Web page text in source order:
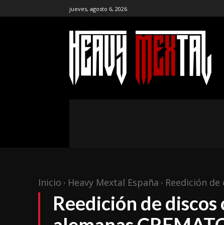
jueves, agosto 6, 2026
Inicio Heavy Mextal España Reedición de
Reedición de discos